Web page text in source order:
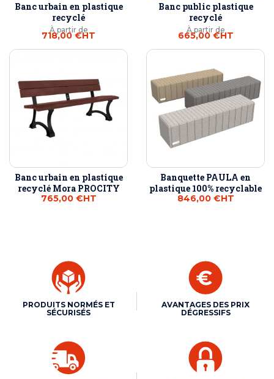
Banc urbain en plastique
recyclé
À partir de
718,00 €HT
Banc public plastique
recyclé
À partir de
665,00 €HT
Banc urbain en plastique
recyclé Mora PROCITY
765,00 €HT
Banquette PAULA en
plastique 100% recyclable
846,00 €HT
PRODUITS NORMÉS ET
SÉCURISÉS
AVANTAGES DES PRIX
DÉGRESSIFS